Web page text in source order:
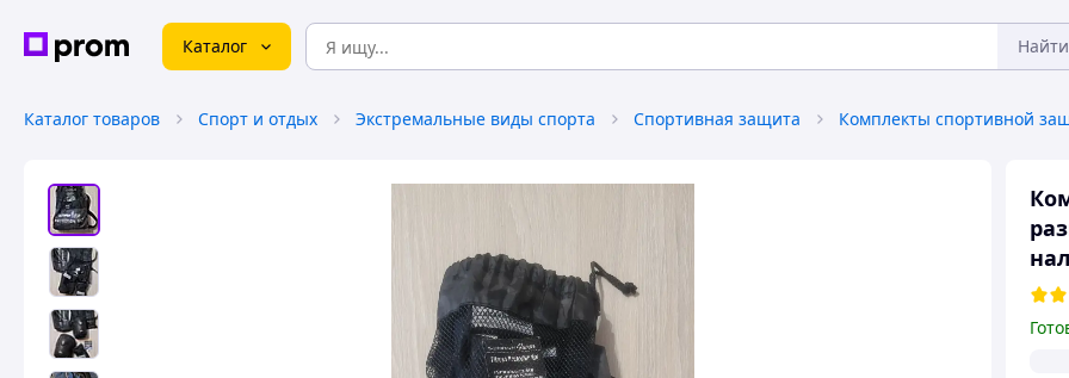
Каталог Найти
Каталог товаров Спорт и отдых Экстремальные виды спорта Спортивная защита Комплекты спортивной